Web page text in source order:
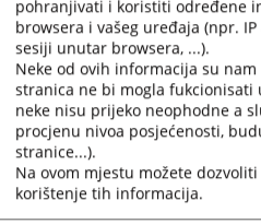
select
a
date.
Press
the
question
mark
key
pohranjivati i koristiti određene
browsera i vašeg uređaja (npr.
sesiji unutar browsera, ...).
Neke od ovih informacija su
stranica ne bi mogla fukcionisati
neke nisu prijeko neophodne a
procjenu nivoa posjećenosti,
stranice...).
Na ovom mjestu možete
korištenje tih informacija.